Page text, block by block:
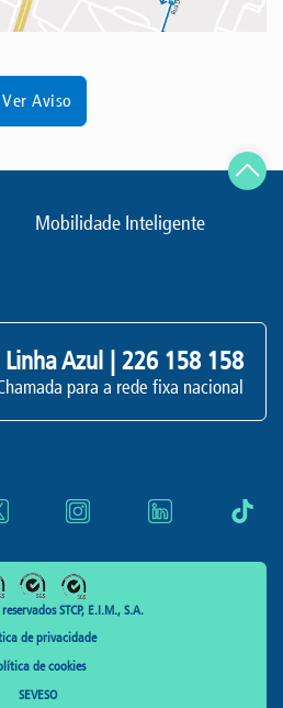
Ver Aviso
Mobilidade Inteligente
Linha Azul | 226 158 158
para a rede fixa nacional
STCP, E.I.M., S.A.
de privacidade
de cookies
SEVESO